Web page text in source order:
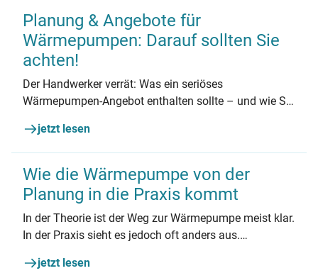
Planung & Angebote für
Wärmepumpen: Darauf sollten Sie
achten!
Der Handwerker verrät: Was ein seriöses
Wärmepumpen-Angebot enthalten sollte – und wie Sie
jetzt lesen
Wie die Wärmepumpe von der
Planung in die Praxis kommt
In der Theorie ist der Weg zur Wärmepumpe meist klar.
In der Praxis sieht es jedoch oft anders aus.
auftun können und worauf zu achten ist.
jetzt lesen